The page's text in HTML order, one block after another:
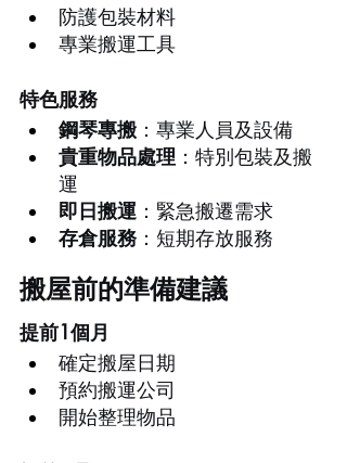
防護包裝材料
專業搬運工具
特色服務
鋼琴專搬 ：專業人員及設備
貴重物品處理 ：特別包裝及搬
運
即日搬運 ：緊急搬遷需求
存倉服務 ：短期存放服務
搬屋前的準備建議
提前1個月
確定搬屋日期
預約搬運公司
開始整理物品